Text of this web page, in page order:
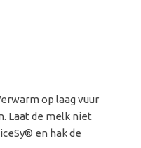
op laag vuur
Laat de melk niet
® en hak de